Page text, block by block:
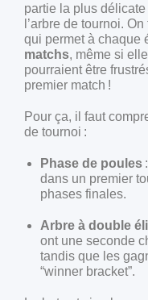
partie la plus
l’arbre de tournoi.
qui permet à chaque
matchs, même si
pourraient être
premier match !
Pour ça, il faut
de tournoi :
Phase de poules
dans un premier
phases finales.
Arbre à double
ont une seconde
tandis que les
“winner bracket”.